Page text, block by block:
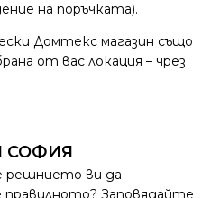
на поръчката).
Домтекс магазин също
от вас локация – чрез
СОФИЯ
решнието ви да
Заповядайте